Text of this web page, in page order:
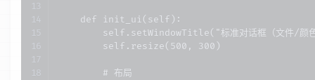
    def init_ui(self):
self.setWindowTitle("标准对话框（文件/颜
        self.resize(500, 300)
        # 布局